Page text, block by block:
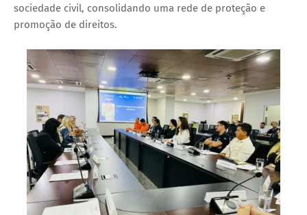
sociedade civil, consolidando uma rede de proteção e
promoção de direitos.